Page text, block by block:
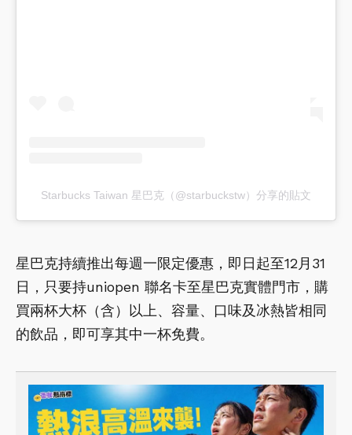
Starbucks Taiwan 星巴克（@starbuckstw）分享的貼文
星巴克持續推出每週一限定優惠，即日起至12月31
日，只要持uniopen 聯名卡至星巴克實體門市，購
買兩杯大杯（含）以上、容量、口味及冰熱皆相同
的飲品，即可享其中一杯免費。